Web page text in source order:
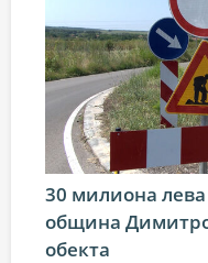
30 милиона
община
обекта